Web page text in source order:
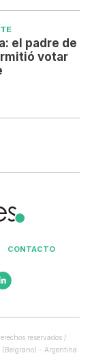
el padre de
votar
CONTACTO
reservados /
(Belgrano) - Argentina